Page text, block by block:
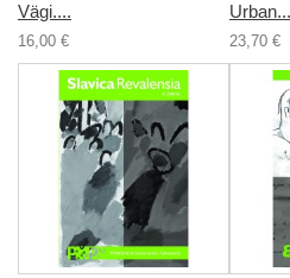
Vägi....
16,00 €
Urban...
23,70 €